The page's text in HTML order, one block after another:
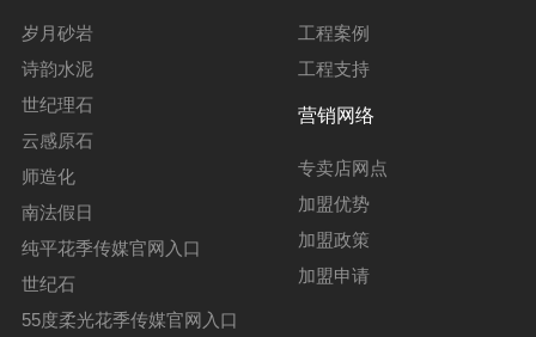
岁月砂岩
诗韵水泥
世纪理石
云感原石
师造化
南法假日
纯平花季传媒官网入口
世纪石
55度柔光花季传媒官网入口
工程案例
工程支持
营销网络
专卖店网点
加盟优势
加盟政策
加盟申请